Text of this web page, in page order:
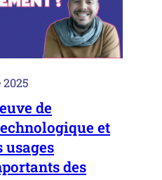
de
et
des